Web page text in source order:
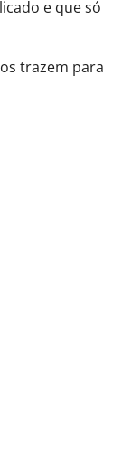
e que só
trazem para